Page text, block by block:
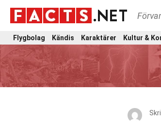
Flygbolag Kändis Karaktärer Kultur &